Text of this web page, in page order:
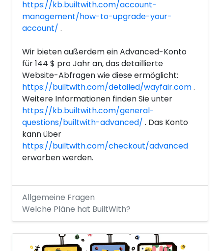
https://kb.builtwith.com/account-
management/how-to-upgrade-your-
account/ .
Wir bieten außerdem ein Advanced-Konto
für 144 $ pro Jahr an, das detaillierte
Website-Abfragen wie diese ermöglicht:
https://builtwith.com/detailed/wayfair.com.
Weitere Informationen finden Sie unter
https://kb.builtwith.com/general-
questions/builtwith-advanced/ . Das Konto
kann über
https://builtwith.com/checkout/advanced
erworben werden.
Allgemeine Fragen
Welche Pläne hat BuiltWith?